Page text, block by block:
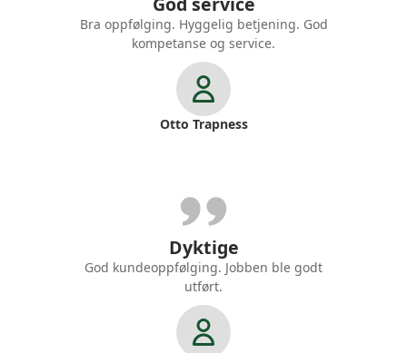
Bra oppfølging. Hyggelig betjening. God
kompetanse og service.
Otto Trapness
Dyktige
God kundeoppfølging. Jobben ble godt
utført.